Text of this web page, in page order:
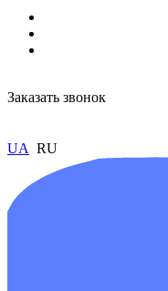
Заказать звонок
UA RU